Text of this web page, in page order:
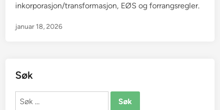
n
inkorporasjon/transformasjon, EØS og forrangsregler.
januar 18, 2026
Søk
Søk